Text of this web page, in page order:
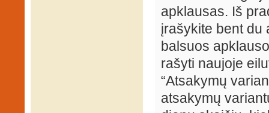
apklausas. Iš
įrašykite bent du
balsuos
rašyti naujoje
“Atsakymų
atsakymų